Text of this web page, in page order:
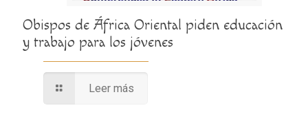
Obispos de África Oriental piden educación
y trabajo para los jóvenes
Leer más